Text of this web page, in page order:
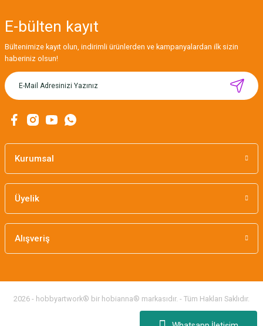
MIKNATISLI İĞNE TUTUCU-BAHAR
E-bülten kayıt
Bültenimize kayıt olun, indirimli ürünlerden ve kampanyalardan ilk sizin
haberiniz olsun!
Kurumsal
Üyelik
Alışveriş
2026 - hobbyartwork® bir hobianna® markasıdır. - Tüm Hakları Saklıdır.